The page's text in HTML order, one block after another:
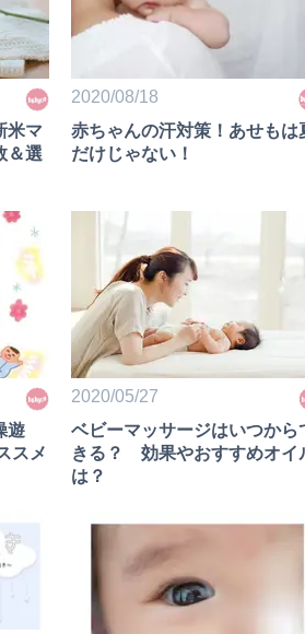
米マ
＆選
2020/08/18
赤ちゃんの汗対策！あせもは
だけじゃない！
遊
スメ
2020/05/27
ベビーマッサージはいつから
きる？ 効果やおすすめオイ
は？